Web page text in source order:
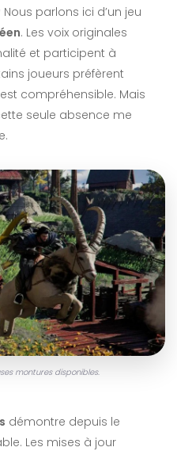
parlons ici d’un jeu
. Les voix originales
et participent à
joueurs préfèrent
compréhensible. Mais
seule absence me
montures disponibles.
démontre depuis le
Les mises à jour